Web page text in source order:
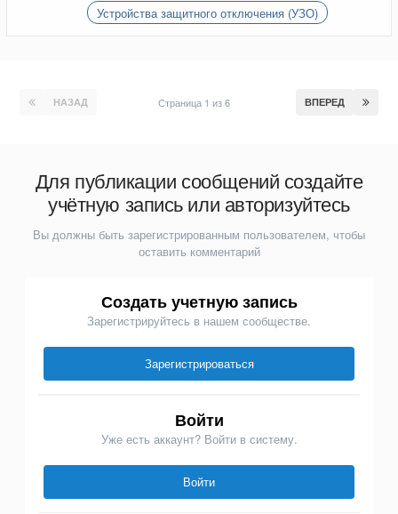
Устройства защитного отключения (УЗО)
НАЗАД ВПЕРЕД
Страница 1 из 6
Для публикации сообщений создайте
учётную запись или авторизуйтесь
Вы должны быть зарегистрированным пользователем, чтобы
оставить комментарий
Создать учетную запись
Зарегистрируйтесь в нашем сообществе.
Зарегистрироваться
Войти
Уже есть аккаунт? Войти в систему.
Войти